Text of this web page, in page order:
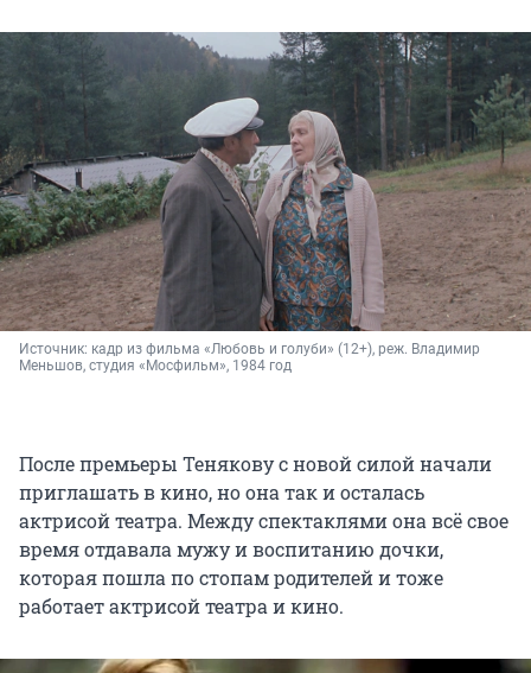
Источник: кадр из фильма «Любовь и голуби» (12+), реж. Владимир
Меньшов, студия «Мосфильм», 1984 год
После премьеры Тенякову с новой силой начали
приглашать в кино, но она так и осталась
актрисой театра. Между спектаклями она всё свое
время отдавала мужу и воспитанию дочки,
которая пошла по стопам родителей и тоже
работает актрисой театра и кино.